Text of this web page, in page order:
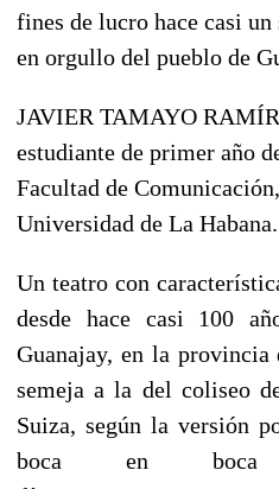
fines de lucro hace casi
en orgullo del pueblo de
JAVIER TAMAYO
estudiante de primer año
Facultad de Comunicación,
Universidad de La Habana.
Un teatro con
desde hace casi 100
Guanajay, en la provincia
semeja a la del coliseo
Suiza, según la versión
boca en boca